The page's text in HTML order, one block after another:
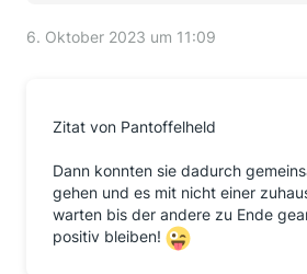
6. Oktober 2023 um 11:09
Zitat von Pantoffelheld
Dann konnten sie dadurch
gehen und es mit nicht einer
warten bis der andere zu Ende
positiv bleiben!